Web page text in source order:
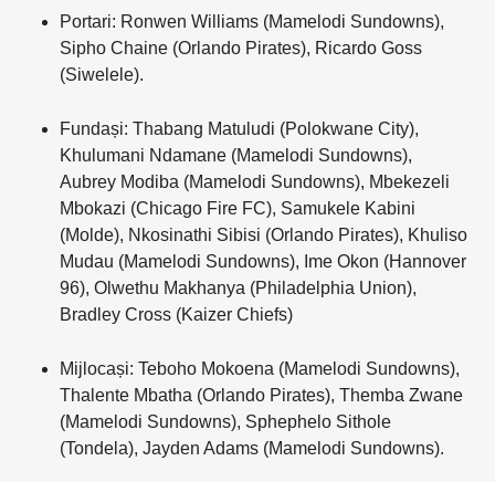
Portari: Ronwen Williams (Mamelodi Sundowns),
Sipho Chaine (Orlando Pirates), Ricardo Goss
(Siwelele).
Fundași: Thabang Matuludi (Polokwane City),
Khulumani Ndamane (Mamelodi Sundowns),
Aubrey Modiba (Mamelodi Sundowns), Mbekezeli
Mbokazi (Chicago Fire FC), Samukele Kabini
(Molde), Nkosinathi Sibisi (Orlando Pirates), Khuliso
Mudau (Mamelodi Sundowns), Ime Okon (Hannover
96), Olwethu Makhanya (Philadelphia Union),
Bradley Cross (Kaizer Chiefs)
Mijlocași: Teboho Mokoena (Mamelodi Sundowns),
Thalente Mbatha (Orlando Pirates), Themba Zwane
(Mamelodi Sundowns), Sphephelo Sithole
(Tondela), Jayden Adams (Mamelodi Sundowns).